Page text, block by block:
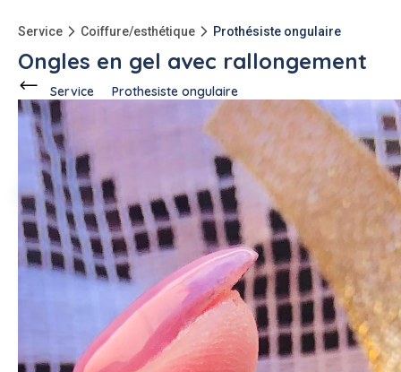
Service Coiffure/esthétique Prothésiste ongulaire
Ongles en gel avec rallongement
Service Prothesiste ongulaire
Ce voisin
Roquebrune-sur-Argens
(83520)
Brigitte F. 1 annonce
Description de l'annonce
Je suis prothésiste ongulaire diplômée je travaille à mon
domicile et je me déplace
#prothesiste ongulaire